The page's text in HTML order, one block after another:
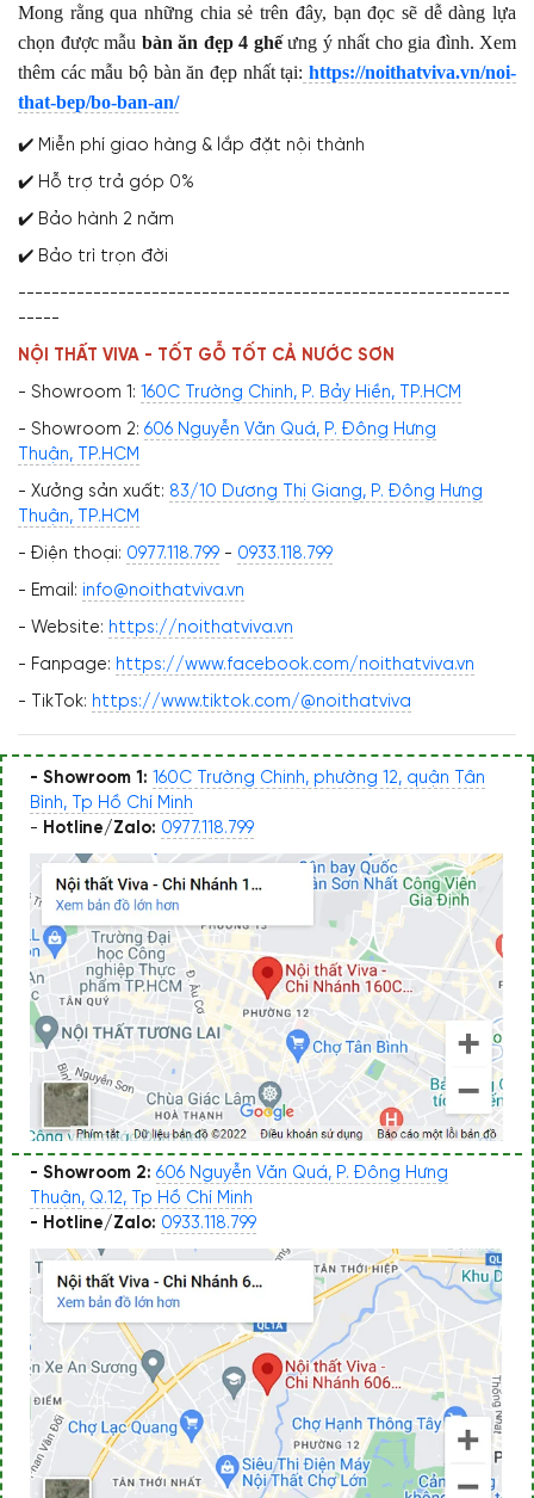
Mong rằng qua những chia sẻ trên đây, bạn đọc sẽ dễ dàng lựa
chọn được mẫu bàn ăn đẹp 4 ghếưng ý nhất cho gia đình. Xem
thêm các mẫu bộ bàn ăn đẹp nhất tại: https://noithatviva.vn/noi-
that-bep/bo-ban-an/
✔️ Miễn phí giao hàng & lắp đặt nội thành
✔️ Hỗ trợ trả góp 0%
✔️ Bảo hành 2 năm
✔️ Bảo trì trọn đời
-----------------------------------------------------------
-----
NỘI THẤT VIVA - TỐT GỖ TỐT CẢ NƯỚC SƠN
- Showroom 1: 160C Trường Chinh, P. Bảy Hiền, TP.HCM
- Showroom 2: 606 Nguyễn Văn Quá, P. Đông Hưng
Thuận, TP.HCM
- Xưởng sản xuất: 83/10 Dương Thị Giang, P. Đông Hưng
Thuận, TP.HCM
- Điện thoại: 0977.118.799 - 0933.118.799
- Email: info@noithatviva.vn
- Website: https://noithatviva.vn
- Fanpage: https://www.facebook.com/noithatviva.vn
- TikTok: https://www.tiktok.com/@noithatviva
- Showroom 1: 160C Trường Chinh, phường 12, quận Tân
Bình, Tp Hồ Chí Minh
- Hotline/Zalo: 0977.118.799
- Showroom 2: 606 Nguyễn Văn Quá, P. Đông Hưng
Thuận, Q.12, Tp Hồ Chí Minh
- Hotline/Zalo: 0933.118.799